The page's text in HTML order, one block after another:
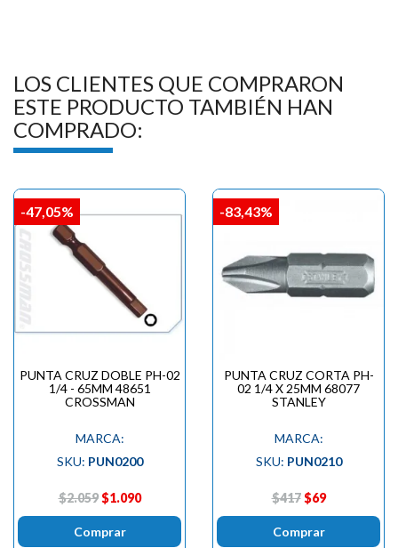
LOS CLIENTES QUE COMPRARON
ESTE PRODUCTO TAMBIÉN HAN
COMPRADO:
PUNTA CRUZ DOBLE PH-02
1/4 - 65MM 48651
CROSSMAN
MARCA:
SKU: PUN0200
$2.059 $1.090
Comprar
-47,05%
PUNTA CRUZ CORTA PH-
02 1/4 X 25MM 68077
STANLEY
MARCA:
SKU: PUN0210
$417 $69
Comprar
-83,43%